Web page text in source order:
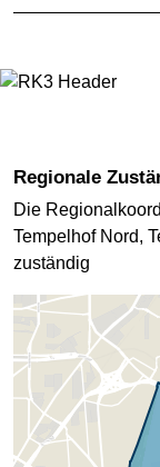
Regionale
Die
Tempelhof Nord,
zuständig